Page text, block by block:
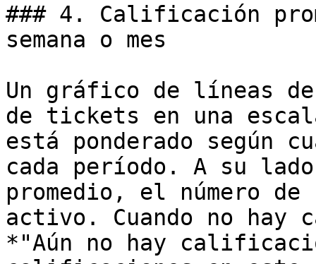
### 4. Calificación
semana o mes
Un gráfico de líneas
de tickets en una
está ponderado según
cada período. A su
promedio, el número
activo. Cuando no hay
*"Aún no hay